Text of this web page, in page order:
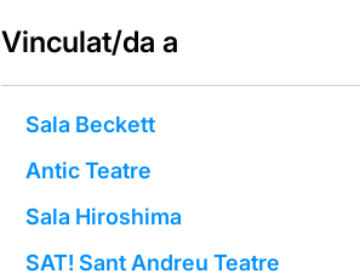
Vinculat/da a
Sala Beckett
Antic Teatre
Sala Hiroshima
SAT! Sant Andreu Teatre